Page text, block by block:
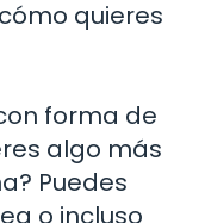
quieres
forma de
algo más
Puedes
o incluso